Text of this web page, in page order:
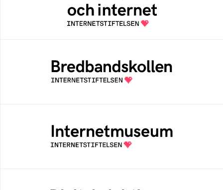
En årlig studie av svenska folkets
internetvanor
Bredbandskollen är ett oberoende
konsumentverktyg som drivs av
Internetstiftelsen
Ett digitalt museum som byggts, och kureras
av Internetstiftelsen